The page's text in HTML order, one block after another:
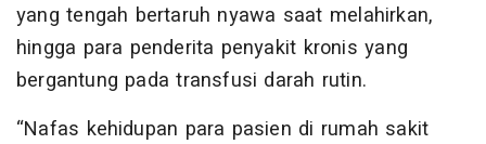
yang tengah bertaruh nyawa saat melahirkan,
hingga para penderita penyakit kronis yang
bergantung pada transfusi darah rutin.
​“Nafas kehidupan para pasien di rumah sakit